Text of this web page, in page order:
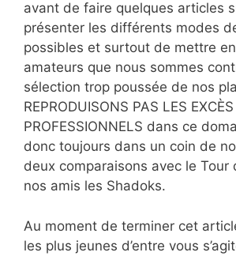
avant de faire quelques articles
présenter les différents modes
possibles et surtout de mettre
amateurs que nous sommes
sélection trop poussée de nos
REPRODUISONS PAS LES EXCÈS
PROFESSIONNELS dans ce
donc toujours dans un coin de
deux comparaisons avec le Tour
nos amis les Shadoks.
Au moment de terminer cet
les plus jeunes d’entre vous